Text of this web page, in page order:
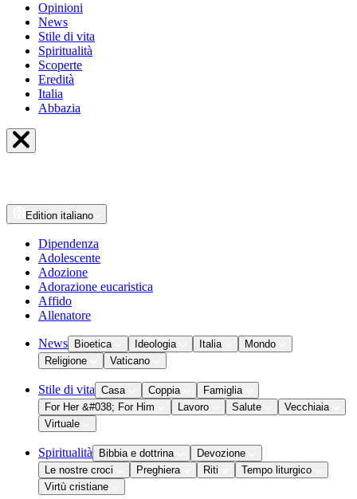
Opinioni
News
Stile di vita
Spiritualità
Scoperte
Eredità
Italia
Abbazia
Edition italiano
Dipendenza
Adolescente
Adozione
Adorazione eucaristica
Affido
Allenatore
News Bioetica Ideologia Italia
Mondo
Religione
Vaticano
Stile di vita Casa Coppia
Famiglia
For Her &#038; For Him
Lavoro Salute
Vecchiaia
Virtuale
Spiritualità Bibbia e dottrina
Devozione
Le nostre croci
Preghiera Riti
Tempo liturgico
Virtù cristiane